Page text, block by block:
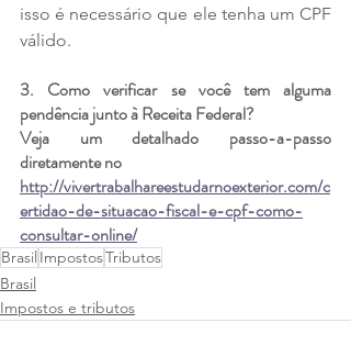
isso é necessário que ele tenha um CPF
válido.
3. Como verificar se você tem alguma
pendência junto à Receita Federal?
Veja um detalhado passo-a-passo
diretamente no
http://vivertrabalhareestudarnoexterior.com/c
ertidao-de-situacao-fiscal-e-cpf-como-
consultar-online/
Brasil ImpostosTributos
Brasil
Impostos e tributos